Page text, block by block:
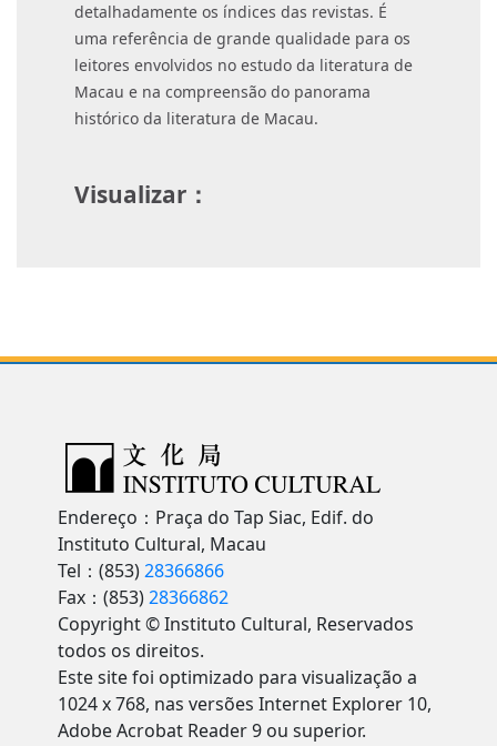
detalhadamente os índices das revistas. É
uma referência de grande qualidade para os
leitores envolvidos no estudo da literatura de
Macau e na compreensão do panorama
histórico da literatura de Macau.
Visualizar：
Endereço：Praça do Tap Siac, Edif. do
Instituto Cultural, Macau
Tel：(853)28366866
Fax：(853)28366862
Copyright © Instituto Cultural, Reservados
todos os direitos.
Este site foi optimizado para visualização a
1024 x 768, nas versões Internet Explorer 10,
Adobe Acrobat Reader 9 ou superior.